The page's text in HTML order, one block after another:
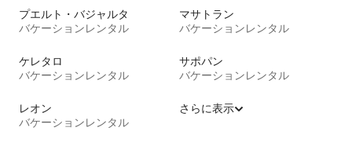
プエルト・バジャルタ
バケーションレンタル
マサトラン
バケーションレンタル
ケレタロ
バケーションレンタル
サポパン
バケーションレンタル
レオン
バケーションレンタル
さらに表示